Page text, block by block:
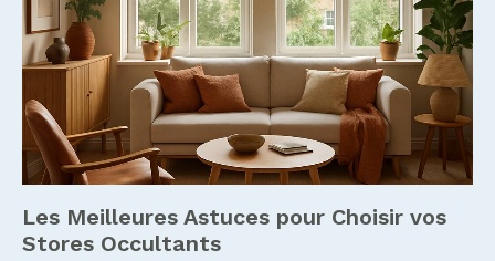
Les Meilleures Astuces pour Choisir vos
Stores Occultants